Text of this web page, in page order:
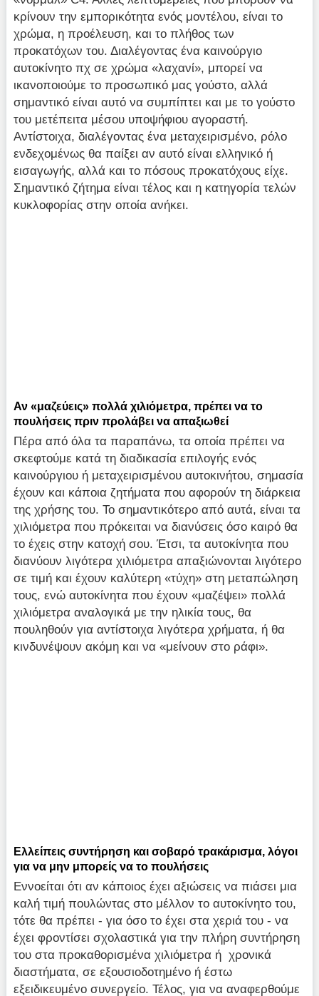
κρίνουν την εμπορικότητα ενός μοντέλου, είναι το
χρώμα, η προέλευση, και το πλήθος των
προκατόχων του. Διαλέγοντας ένα καινούργιο
αυτοκίνητο πχ σε χρώμα «λαχανί», μπορεί να
ικανοποιούμε το προσωπικό μας γούστο, αλλά
σημαντικό είναι αυτό να συμπίπτει και με το γούστο
του μετέπειτα μέσου υποψήφιου αγοραστή.
Αντίστοιχα, διαλέγοντας ένα μεταχειρισμένο, ρόλο
ενδεχομένως θα παίξει αν αυτό είναι ελληνικό ή
εισαγωγής, αλλά και το πόσους προκατόχους είχε.
Σημαντικό ζήτημα είναι τέλος και η κατηγορία τελών
κυκλοφορίας στην οποία ανήκει.
Αν «μαζεύεις» πολλά χιλιόμετρα, πρέπει να το
πουλήσεις πριν προλάβει να απαξιωθεί
Πέρα από όλα τα παραπάνω, τα οποία πρέπει να
σκεφτούμε κατά τη διαδικασία επιλογής ενός
καινούργιου ή μεταχειρισμένου αυτοκινήτου, σημασία
έχουν και κάποια ζητήματα που αφορούν τη διάρκεια
της χρήσης του. Το σημαντικότερο από αυτά, είναι τα
χιλιόμετρα που πρόκειται να διανύσεις όσο καιρό θα
το έχεις στην κατοχή σου. Έτσι, τα αυτοκίνητα που
διανύουν λιγότερα χιλιόμετρα απαξιώνονται λιγότερο
σε τιμή και έχουν καλύτερη «τύχη» στη μεταπώληση
τους, ενώ αυτοκίνητα που έχουν «μαζέψει» πολλά
χιλιόμετρα αναλογικά με την ηλικία τους, θα
πουληθούν για αντίστοιχα λιγότερα χρήματα, ή θα
κινδυνέψουν ακόμη και να «μείνουν στο ράφι».
Ελλείπεις συντήρηση και σοβαρό τρακάρισμα, λόγοι
για να μην μπορείς να το πουλήσεις
Εννοείται ότι αν κάποιος έχει αξιώσεις να πιάσει μια
καλή τιμή πουλώντας στο μέλλον το αυτοκίνητο του,
τότε θα πρέπει - για όσο το έχει στα χεριά του - να
έχει φροντίσει σχολαστικά για την πλήρη συντήρηση
του στα προκαθορισμένα χιλιόμετρα ή χρονικά
διαστήματα, σε εξουσιοδοτημένο ή έστω
εξειδικευμένο συνεργείο. Τέλος, για να αναφερθούμε